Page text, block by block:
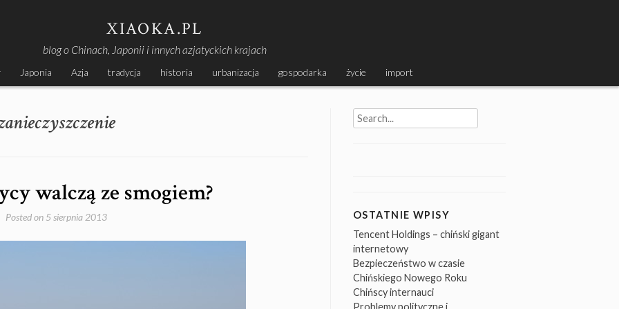
XIAOKA.PL
blog o Chinach, Japonii i innych azjatyckich krajach
Japonia Azja tradycja historia urbanizacja gospodarka życie import
walczą ze smogiem?
Posted on 5 sierpnia 2013
Search
for:
OSTATNIE WPISY
Tencent Holdings – chiński gigant
internetowy
Bezpieczeństwo w czasie
Chińskiego Nowego Roku
Chińscy internauci
Problemy polityczne i